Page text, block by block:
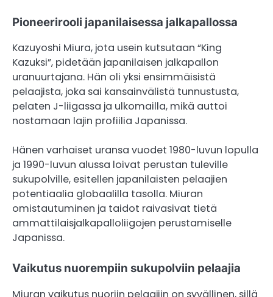
Pioneerirooli japanilaisessa jalkapallossa
Kazuyoshi Miura, jota usein kutsutaan “King
Kazuksi”, pidetään japanilaisen jalkapallon
uranuurtajana. Hän oli yksi ensimmäisistä
pelaajista, joka sai kansainvälistä tunnustusta,
pelaten J-liigassa ja ulkomailla, mikä auttoi
nostamaan lajin profiilia Japanissa.
Hänen varhaiset uransa vuodet 1980-luvun lopulla
ja 1990-luvun alussa loivat perustan tuleville
sukupolville, esitellen japanilaisten pelaajien
potentiaalia globaalilla tasolla. Miuran
omistautuminen ja taidot raivasivat tietä
ammattilaisjalkapalloliigojen perustamiselle
Japanissa.
Vaikutus nuorempiin sukupolviin pelaajia
Miuran vaikutus nuoriin pelaajiin on syvällinen, sillä